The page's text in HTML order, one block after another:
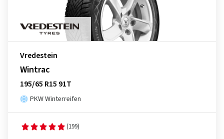
Vredestein
Wintrac
195/65 R15 91T
PKW Winterreifen
(199)